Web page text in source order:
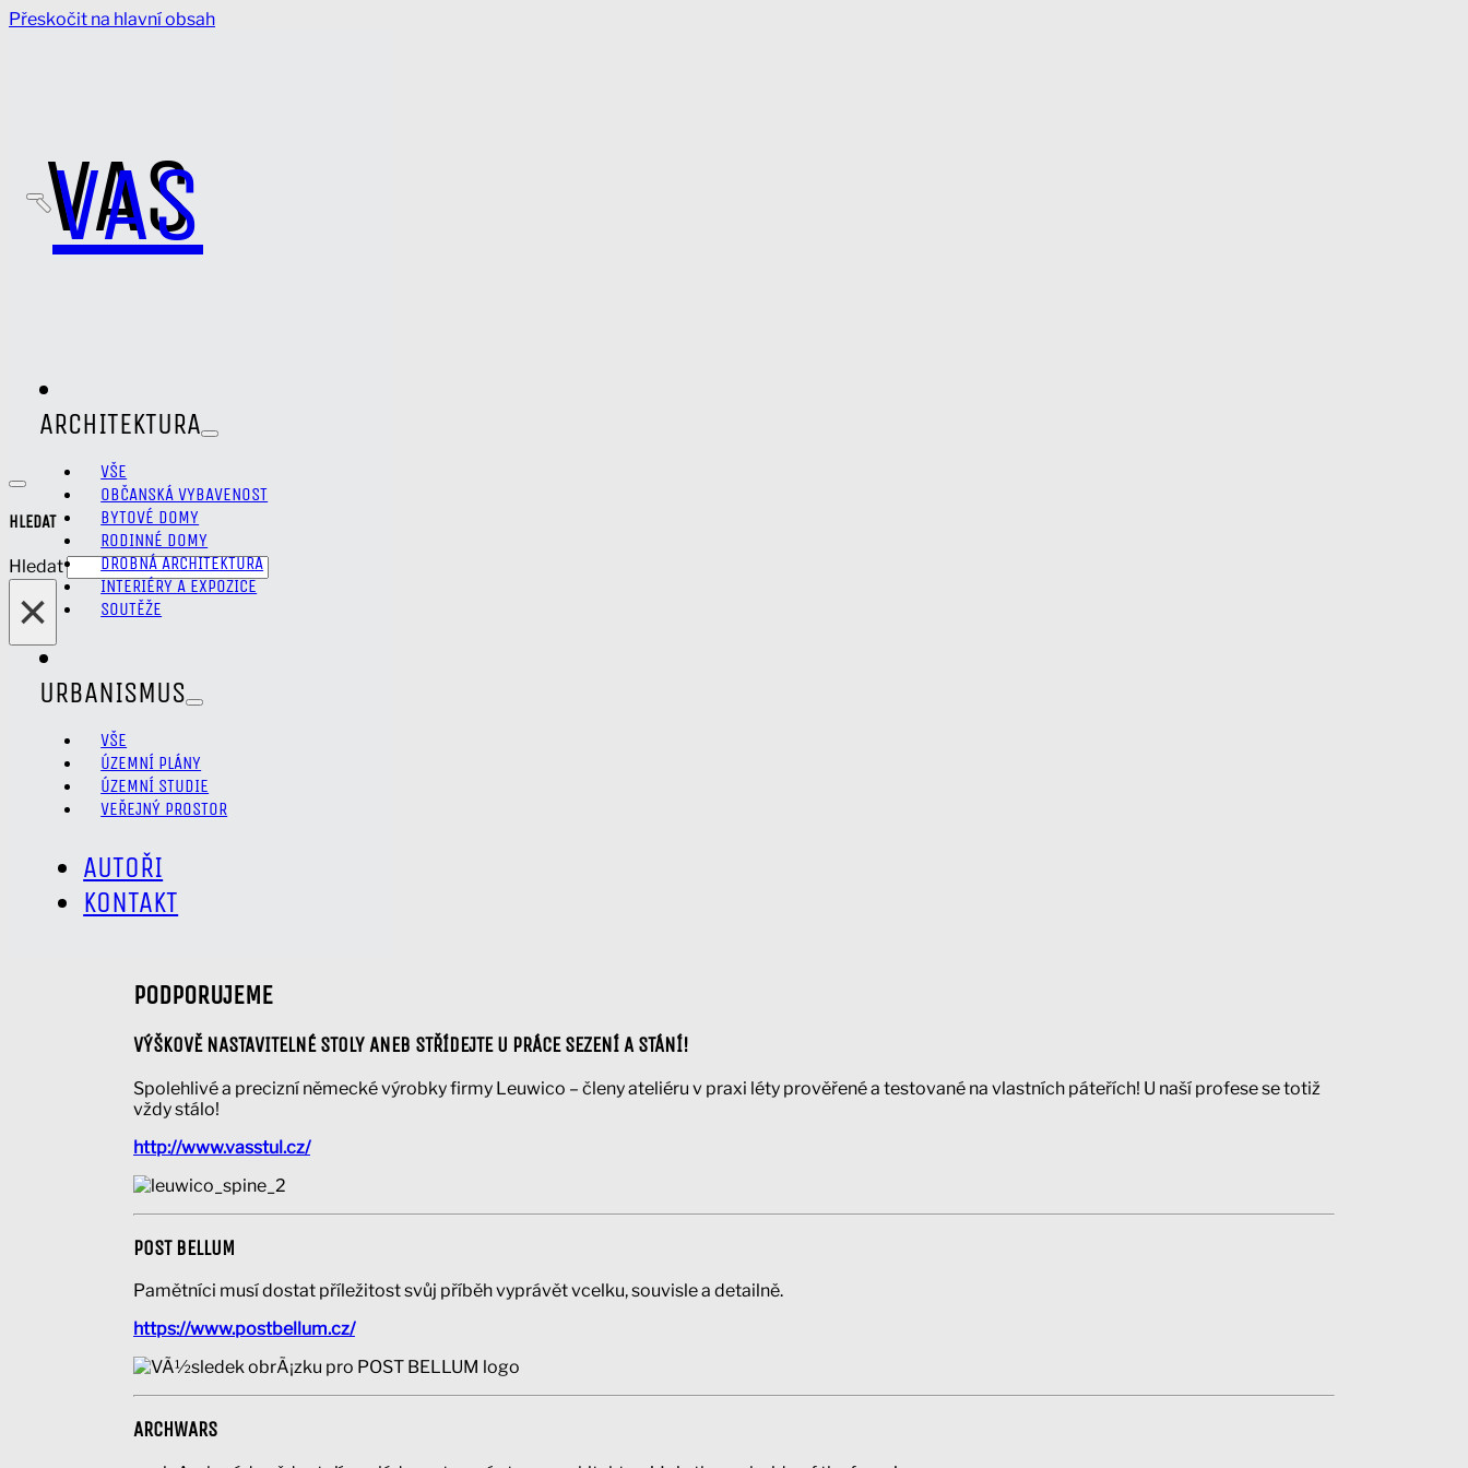
Přeskočit na hlavní obsah
VAS
HLEDAT
Hledat
×
VAS
ARCHITEKTURA
VŠE
OBČANSKÁ VYBAVENOST
BYTOVÉ DOMY
RODINNÉ DOMY
DROBNÁ ARCHITEKTURA
INTERIÉRY A EXPOZICE
SOUTĚŽE
URBANISMUS
VŠE
ÚZEMNÍ PLÁNY
ÚZEMNÍ STUDIE
VEŘEJNÝ PROSTOR
AUTOŘI
KONTAKT
PODPORUJEME
VÝŠKOVĚ NASTAVITELNÉ STOLY ANEB STŘÍDEJTE U PRÁCE SEZENÍ A STÁNÍ!
Spolehlivé a precizní německé výrobky firmy Leuwico – členy ateliéru v praxi léty prověřené a testované na vlastních páteřích! U naší profese se totiž
vždy stálo!
http://www.vasstul.cz/
POST BELLUM
Pamětníci musí dostat příležitost svůj příběh vyprávět vcelku, souvisle a detailně.
https://www.postbellum.cz/
ARCHWARS